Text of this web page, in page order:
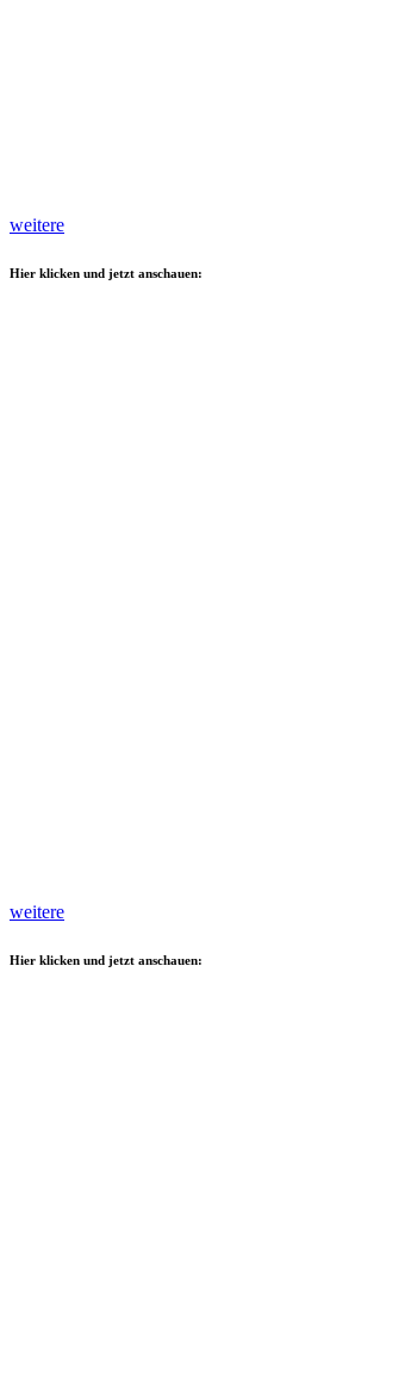
weitere
Hier klicken und jetzt anschauen:
weitere
Hier klicken und jetzt anschauen: